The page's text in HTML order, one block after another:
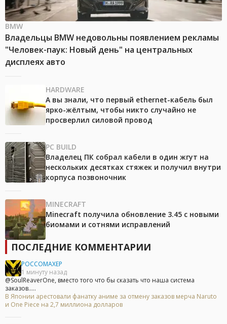
BMW
Владельцы BMW недовольны появлением рекламы
"Человек-паук: Новый день" на центральных
дисплеях авто
HARDWARE
А вы знали, что первый ethernet-кабель был
ярко-жёлтым, чтобы никто случайно не
просверлил силовой провод
PC BUILD
Владелец ПК собрал кабели в один жгут на
нескольких десятках стяжек и получил внутри
корпуса позвоночник
MINECRAFT
Minecraft получила обновление 3.45 с новыми
биомами и сотнями исправлений
ПОСЛЕДНИЕ КОММЕНТАРИИ
POCCOMAXEP
1 минуту назад
@SoulReaverOne, вместо того что бы сказать что наша система
заказов.....
В Японии арестовали фанатку аниме за отмену заказов мерча Naruto
и One Piece на 2,7 миллиона долларов